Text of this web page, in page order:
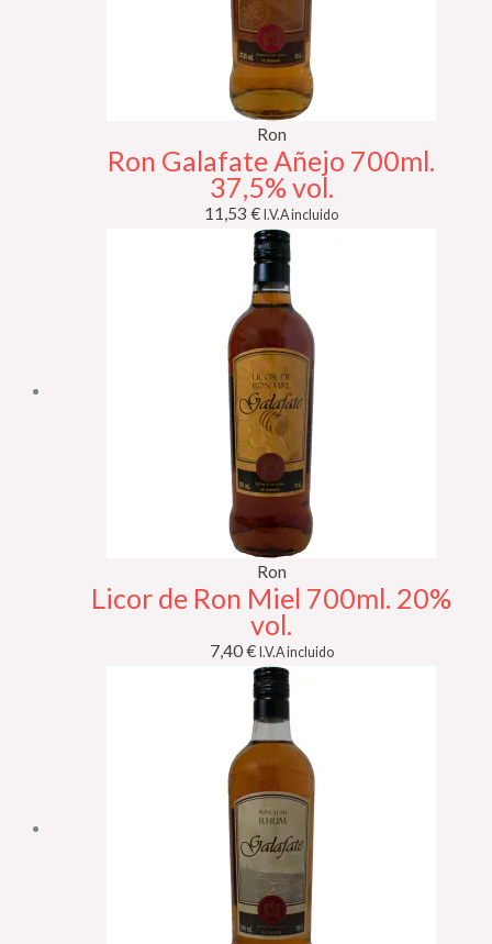
Ron
Ron Galafate Añejo 700ml.
37,5% vol.
11,53€ I.V.A incluido
Ron
Licor de Ron Miel 700ml. 20%
vol.
7,40€ I.V.A incluido